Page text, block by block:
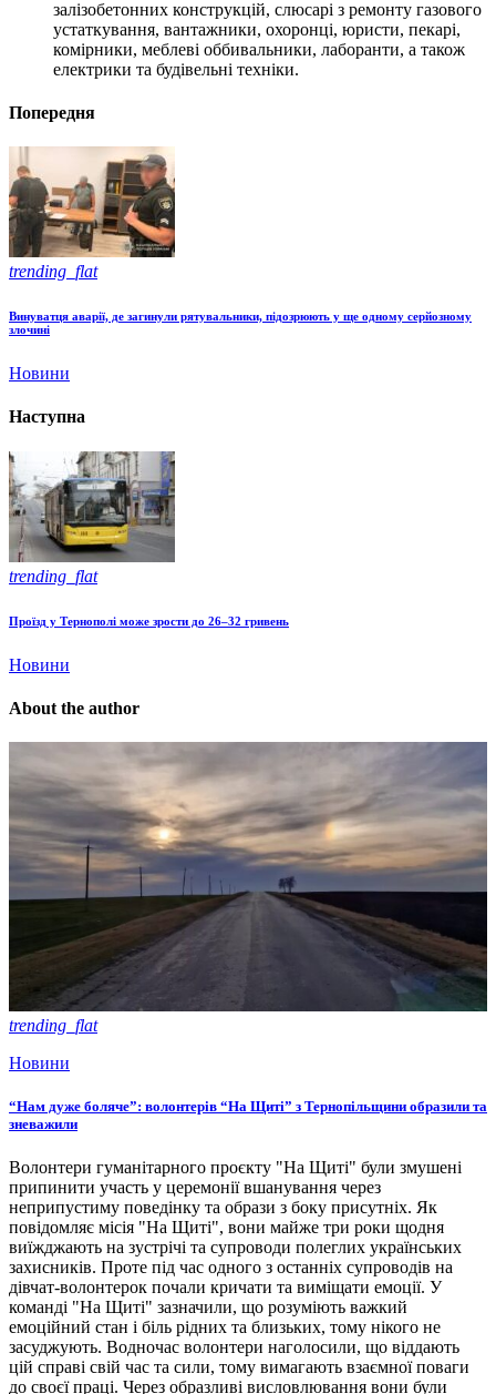
залізобетонних конструкцій, слюсарі з ремонту газового
устаткування, вантажники, охоронці, юристи, пекарі,
комірники, меблеві оббивальники, лаборанти, а також
електрики та будівельні техніки.
Попередня
trending_flat
Винуватця аварії, де загинули рятувальники, підозрюють у ще одному серйозному
злочині
Новини
Наступна
trending_flat
Проїзд у Тернополі може зрости до 26–32 гривень
Новини
About the author
trending_flat
Новини
“Нам дуже боляче”: волонтерів “На Щиті” з Тернопільщини образили та
зневажили
Волонтери гуманітарного проєкту "На Щиті" були змушені
припинити участь у церемонії вшанування через
неприпустиму поведінку та образи з боку присутніх. Як
повідомляє місія "На Щиті", вони майже три роки щодня
виїжджають на зустрічі та супроводи полеглих українських
захисників. Проте під час одного з останніх супроводів на
дівчат-волонтерок почали кричати та виміщати емоції. У
команді "На Щиті" зазначили, що розуміють важкий
емоційний стан і біль рідних та близьких, тому нікого не
засуджують. Водночас волонтери наголосили, що віддають
цій справі свій час та сили, тому вимагають взаємної поваги
до своєї праці. Через образливі висловлювання вони були